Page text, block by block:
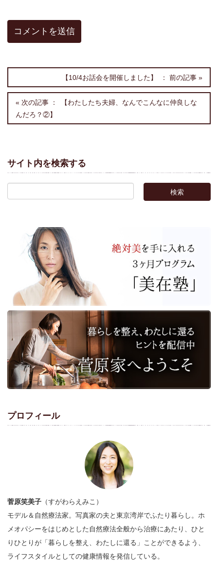
【10/4お話会を開催しました】
【わたしたち夫婦、なんでこんなに仲良しな
んだろ？②】
サイト内を検索する
プロフィール
菅原笑美子 （すがわらえみこ）
モデル＆自然療法家。写真家の夫と東京湾岸でふたり暮らし。ホ
メオパシーをはじめとした自然療法全般から治療にあたり、ひと
りひとりが「暮らしを整え、わたしに還る」ことができるよう、
ライフスタイルとしての健康情報を発信している。